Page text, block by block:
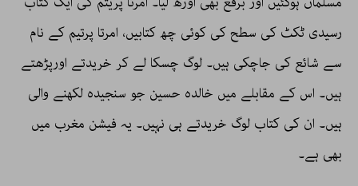
رسیدی ٹکٹ کی سطح کی کوئی چھ کتابیں، امرتا پرتیم کے نام
سے شائع کی جاچکی ہیں۔ لوگ چسکا لے کر خریدتے اورپڑھتے
ہیں۔ اس کے مقابلے میں خالدہ حسین جو سنجیدہ لکھنے والی
ہیں۔ ان کی کتاب لوگ خریدتے ہی نہیں۔ یہ فیشن مغرب میں
بھی ہے۔